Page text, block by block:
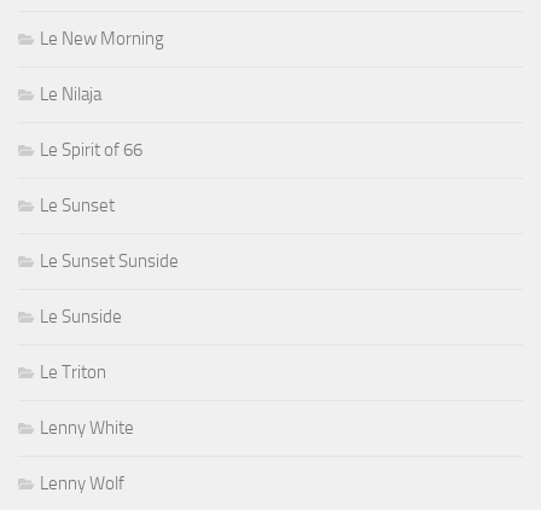
Le New Morning
Le Nilaja
Le Spirit of 66
Le Sunset
Le Sunset Sunside
Le Sunside
Le Triton
Lenny White
Lenny Wolf